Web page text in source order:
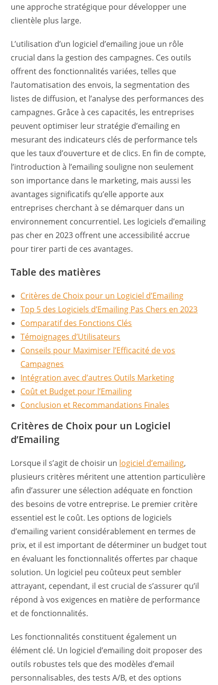
une approche stratégique pour développer une
clientèle plus large.
L’utilisation d’un logiciel d’emailing joue un rôle
crucial dans la gestion des campagnes. Ces outils
offrent des fonctionnalités variées, telles que
l’automatisation des envois, la segmentation des
listes de diffusion, et l’analyse des performances des
campagnes. Grâce à ces capacités, les entreprises
peuvent optimiser leur stratégie d’emailing en
mesurant des indicateurs clés de performance tels
que les taux d’ouverture et de clics. En fin de compte,
l’introduction à l’emailing souligne non seulement
son importance dans le marketing, mais aussi les
avantages significatifs qu’elle apporte aux
entreprises cherchant à se démarquer dans un
environnement concurrentiel. Les logiciels d’emailing
pas cher en 2023 offrent une accessibilité accrue
pour tirer parti de ces avantages.
Table des matières
Critères de Choix pour un Logiciel d’Emailing
Top 5 des Logiciels d’Emailing Pas Chers en 2023
Comparatif des Fonctions Clés
Témoignages d’Utilisateurs
Conseils pour Maximiser l’Efficacité de vos
Campagnes
Intégration avec d’autres Outils Marketing
Coût et Budget pour l’Emailing
Conclusion et Recommandations Finales
Critères de Choix pour un Logiciel
d’Emailing
Lorsque il s’agit de choisir un logiciel d’emailing,
plusieurs critères méritent une attention particulière
afin d’assurer une sélection adéquate en fonction
des besoins de votre entreprise. Le premier critère
essentiel est le coût. Les options de logiciels
d’emailing varient considérablement en termes de
prix, et il est important de déterminer un budget tout
en évaluant les fonctionnalités offertes par chaque
solution. Un logiciel peu coûteux peut sembler
attrayant, cependant, il est crucial de s’assurer qu’il
répond à vos exigences en matière de performance
et de fonctionnalités.
Les fonctionnalités constituent également un
élément clé. Un logiciel d’emailing doit proposer des
outils robustes tels que des modèles d’email
personnalisables, des tests A/B, et des options